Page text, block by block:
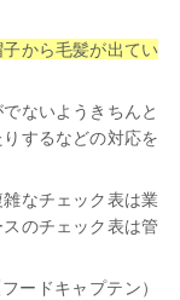
から毛髪が出てい
ないようきちんと
するなどの対応を
なチェック表は業
のチェック表は管
ードキャプテン）